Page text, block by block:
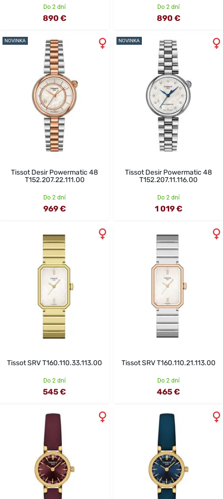
Do 2 dní
890 €
Do 2 dní
890 €
NOVINKA
Tissot Desir Powermatic 48
T152.207.22.111.00
Do 2 dní
969 €
NOVINKA
Tissot Desir Powermatic 48
T152.207.11.116.00
Do 2 dní
1 019 €
Tissot SRV T160.110.33.113.00
Do 2 dní
545 €
Tissot SRV T160.110.21.113.00
Do 2 dní
465 €